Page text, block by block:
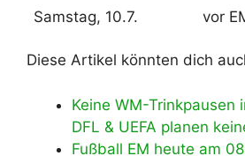
Samstag, 10.7. vor
Diese Artikel könnten dich
Keine WM-Trinkpausen
DFL & UEFA planen
Fußball EM heute am